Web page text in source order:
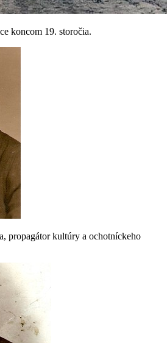
koncom 19. storočia.
propagátor kultúry a ochotníckeho